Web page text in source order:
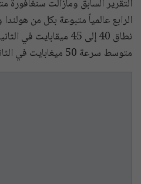
التقرير السابق ومازالت
الرابع عالمياً متبوعة بكل من
نطاق 40 إلى 45
متوسط سرعة 50 ميغابايت في الثانية حتى الآن.